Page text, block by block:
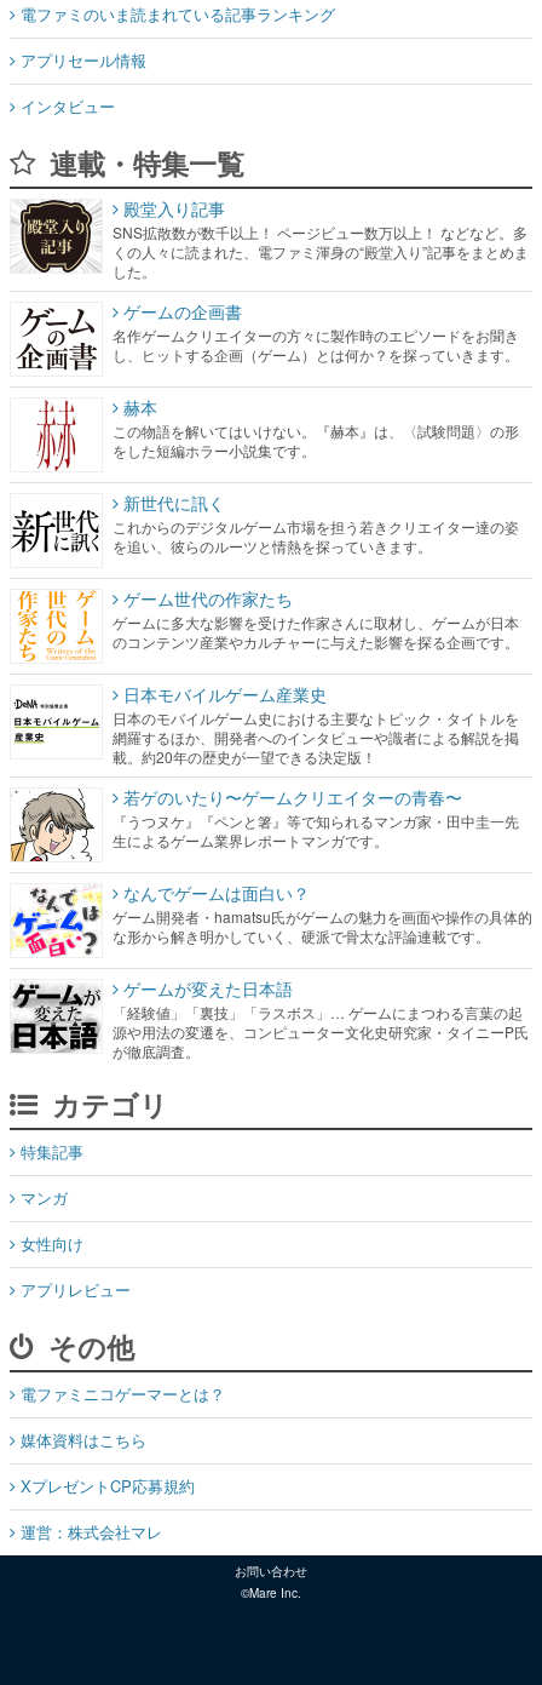
電ファミのいま読まれている記事ランキング
アプリセール情報
インタビュー
連載・特集一覧
殿堂入り記事
SNS拡散数が数千以上！ ページビュー数万以上！ などなど。多
くの人々に読まれた、電ファミ渾身の“殿堂入り”記事をまとめま
した。
ゲームの企画書
名作ゲームクリエイターの方々に製作時のエピソードをお聞き
し、ヒットする企画（ゲーム）とは何か？を探っていきます。
赫本
この物語を解いてはいけない。『赫本』は、〈試験問題〉の形
をした短編ホラー小説集です。
新世代に訊く
これからのデジタルゲーム市場を担う若きクリエイター達の姿
を追い、彼らのルーツと情熱を探っていきます。
ゲーム世代の作家たち
ゲームに多大な影響を受けた作家さんに取材し、ゲームが日本
のコンテンツ産業やカルチャーに与えた影響を探る企画です。
日本モバイルゲーム産業史
日本のモバイルゲーム史における主要なトピック・タイトルを
網羅するほか、開発者へのインタビューや識者による解説を掲
載。約20年の歴史が一望できる決定版！
若ゲのいたり〜ゲームクリエイターの青春〜
『うつヌケ』『ペンと箸』等で知られるマンガ家・田中圭一先
生によるゲーム業界レポートマンガです。
なんでゲームは面白い？
ゲーム開発者・hamatsu氏がゲームの魅力を画面や操作の具体的
な形から解き明かしていく、硬派で骨太な評論連載です。
ゲームが変えた日本語
「経験値」「裏技」「ラスボス」… ゲームにまつわる言葉の起
源や用法の変遷を、コンピューター文化史研究家・タイニーP氏
が徹底調査。
カテゴリ
特集記事
マンガ
女性向け
アプリレビュー
その他
電ファミニコゲーマーとは？
媒体資料はこちら
XプレゼントCP応募規約
運営：株式会社マレ
お問い合わせ
©Mare Inc.